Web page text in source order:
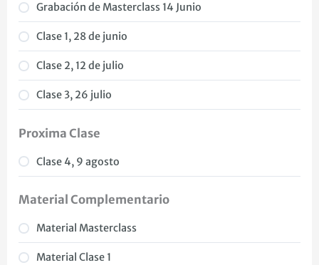
Grabación de Masterclass 14 Junio
Clase 1, 28 de junio
Clase 2, 12 de julio
Clase 3, 26 julio
Proxima Clase
Clase 4, 9 agosto
Material Complementario
Material Masterclass
Material Clase 1